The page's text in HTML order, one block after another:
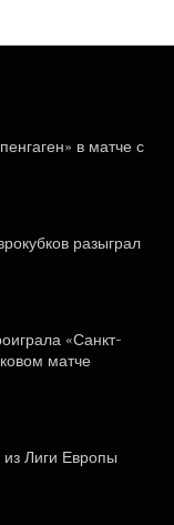
в матче с
разыграл
«Санкт-
матче
Лиги Европы